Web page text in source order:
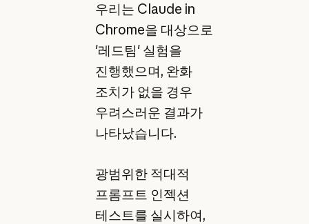
우리는 Claude in
Chrome을 대상으로
'레드팀' 실험을
진행했으며, 완화
조치가 없을 경우
우려스러운 결과가
나타났습니다.
광범위한 적대적
프롬프트 인젝션
테스트를 실시하여,